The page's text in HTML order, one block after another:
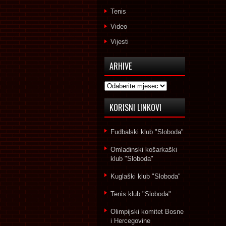
Tenis
Video
Vijesti
ARHIVE
Arhive
KORISNI LINKOVI
Fudbalski klub "Sloboda"
Omladinski košarkaški
klub "Sloboda"
Kuglaški klub "Sloboda"
Tenis klub "Sloboda"
Olimpijski komitet Bosne
i Hercegovine